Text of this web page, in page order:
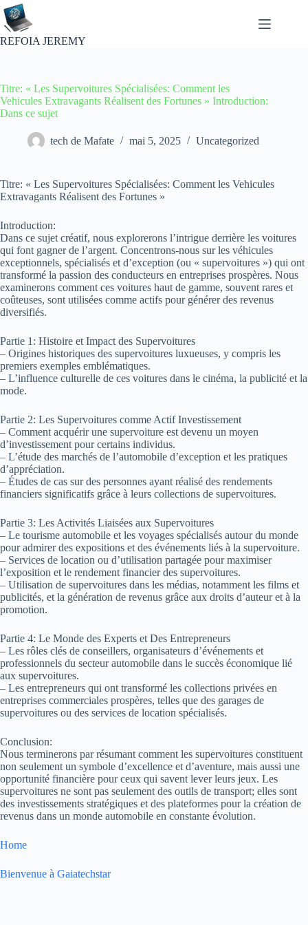
Passer
au
contenu
REFOIA JEREMY
Titre: « Les Supervoitures Spécialisées: Comment les
Vehicules Extravagants Réalisent des Fortunes » Introduction:
Dans ce sujet
tech de Mafate mai 5, 2025 Uncategorized
Titre: « Les Supervoitures Spécialisées: Comment les Vehicules
Extravagants Réalisent des Fortunes »
Introduction:
Dans ce sujet créatif, nous explorerons l’intrigue derrière les voitures
qui font gagner de l’argent. Concentrons-nous sur les véhicules
exceptionnels, spécialisés et d’exception (ou « supervoitures ») qui ont
transformé la passion des conducteurs en entreprises prospères. Nous
examinerons comment ces voitures haut de gamme, souvent rares et
coûteuses, sont utilisées comme actifs pour générer des revenus
diversifiés.
Partie 1: Histoire et Impact des Supervoitures
– Origines historiques des supervoitures luxueuses, y compris les
premiers exemples emblématiques.
– L’influence culturelle de ces voitures dans le cinéma, la publicité et la
mode.
Partie 2: Les Supervoitures comme Actif Investissement
– Comment acquérir une supervoiture est devenu un moyen
d’investissement pour certains individus.
– L’étude des marchés de l’automobile d’exception et les pratiques
d’appréciation.
– Études de cas sur des personnes ayant réalisé des rendements
financiers significatifs grâce à leurs collections de supervoitures.
Partie 3: Les Activités Liaisées aux Supervoitures
– Le tourisme automobile et les voyages spécialisés autour du monde
pour admirer des expositions et des événements liés à la supervoiture.
– Services de location ou d’utilisation partagée pour maximiser
l’exposition et le rendement financier des supervoitures.
– Utilisation de supervoitures dans les médias, notamment les films et
publicités, et la génération de revenus grâce aux droits d’auteur et à la
promotion.
Partie 4: Le Monde des Experts et Des Entrepreneurs
– Les rôles clés de conseillers, organisateurs d’événements et
professionnels du secteur automobile dans le succès économique lié
aux supervoitures.
– Les entrepreneurs qui ont transformé les collections privées en
entreprises commerciales prospères, telles que des garages de
supervoitures ou des services de location spécialisés.
Conclusion:
Nous terminerons par résumant comment les supervoitures constituent
non seulement un symbole d’excellence et d’aventure, mais aussi une
opportunité financière pour ceux qui savent lever leurs jeux. Les
supervoitures ne sont pas seulement des outils de transport; elles sont
des investissements stratégiques et des plateformes pour la création de
revenus dans un monde automobile en constante évolution.
Home
Bienvenue à Gaiatechstar